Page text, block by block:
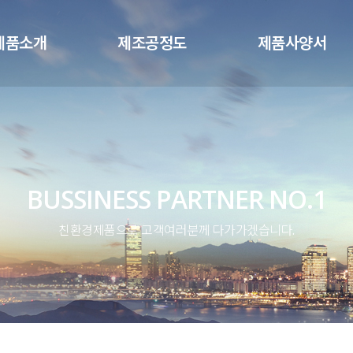
품소개 제조공정도 제품사양서
BUSSINESS PARTNER NO.1
친환경제품으로 고객여러분께 다가가겠습니다.